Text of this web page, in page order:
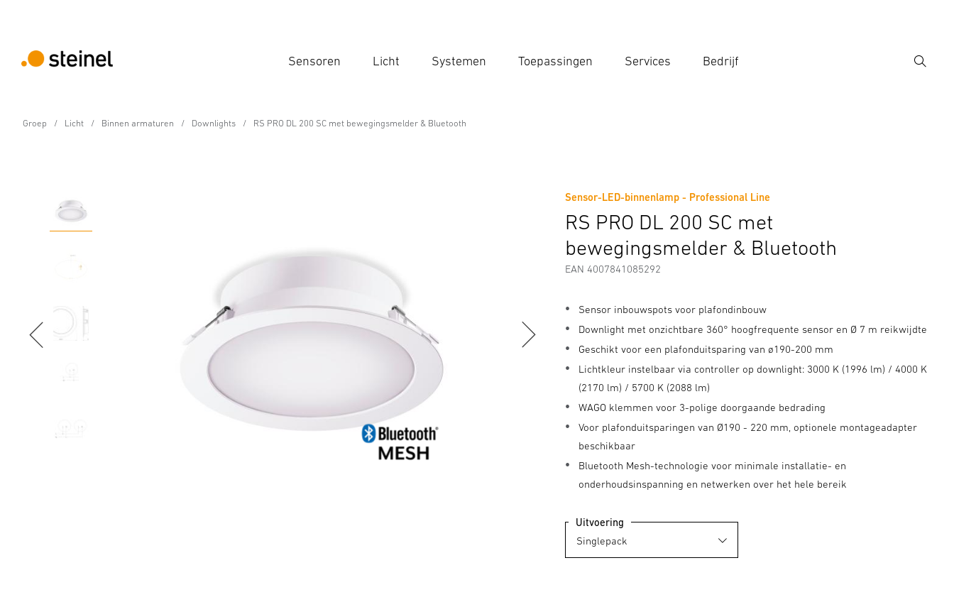
Sensoren Licht Systemen Toepassingen Services Bedrijf
Zoek
Groep Licht Binnen armaturen Downlights RS PRO DL 200 SC met bewegingsmelder & Bluetooth
Sensor-LED-binnenlamp - Professional Line
RS PRO DL 200 SC met
bewegingsmelder & Bluetooth
EAN 4007841085292
Sensor inbouwspots voor plafondinbouw
Downlight met onzichtbare 360° hoogfrequente sensor en Ø 7 m reikwijdte
Geschikt voor een plafonduitsparing van ø190-200 mm
Lichtkleur instelbaar via controller op downlight: 3000 K (1996 lm) / 4000 K
(2170 lm) / 5700 K (2088 lm)
WAGO klemmen voor 3-polige doorgaande bedrading
Voor plafonduitsparingen van Ø190 - 220 mm, optionele montageadapter
beschikbaar
Bluetooth Mesh-technologie voor minimale installatie- en
onderhoudsinspanning en netwerken over het hele bereik
Uitvoering
Eigenschappen Veiligheids- en Waarschuwingsinstructies Fabrikantinformatie Toebehoren